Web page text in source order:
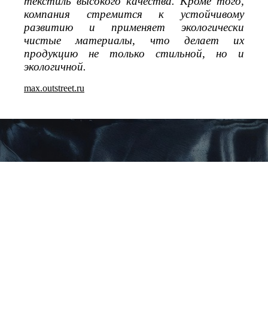
компания стремится к устойчивому
развитию и применяет экологически
чистые материалы, что делает их
продукцию не только стильной, но и
экологичной.
max.outstreet.ru